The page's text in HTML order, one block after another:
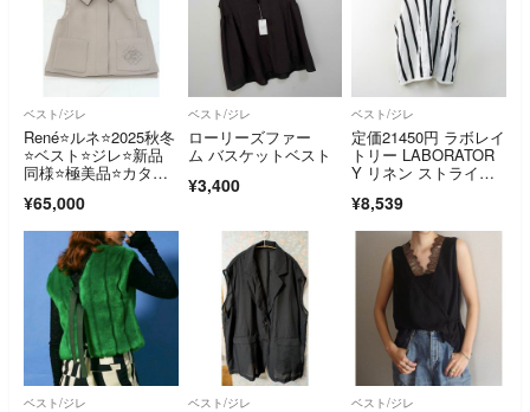
ベスト/ジレ
René⭐️ルネ⭐️2025秋冬
⭐️ベスト⭐️ジレ⭐️新品
同様⭐️極美品⭐️カタロ
¥65,000
ベスト/ジレ
ローリーズファー
ム バスケットベスト
¥3,400
ベスト/ジレ
定価21450円 ラボレイ
トリー LABORATOR
Y リネン ストライ
ング ベスト F ホワイ
ト×ブラック／【2400
015107011】
¥8,539
ベスト/ジレ ベスト/ジレ ベスト/ジレ